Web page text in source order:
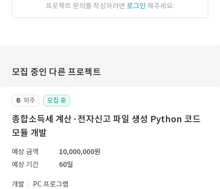
프로젝트 문의를 작성하려면 로그인 해주세요.
모집 중인 다른 프로젝트
📔 외주 모집 중
종합소득세 계산·전자신고 파일 생성 Python 코드
모듈 개발
예상 금액
10,000,000원
예상 기간
60일
개발
PC 프로그램